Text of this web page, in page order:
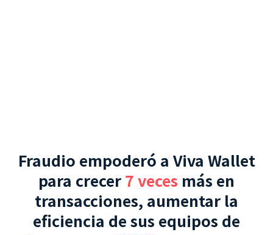
Fraudio empoderó a Viva Wallet
para crecer7 veces más en
transacciones, aumentar la
eficiencia de sus equipos de